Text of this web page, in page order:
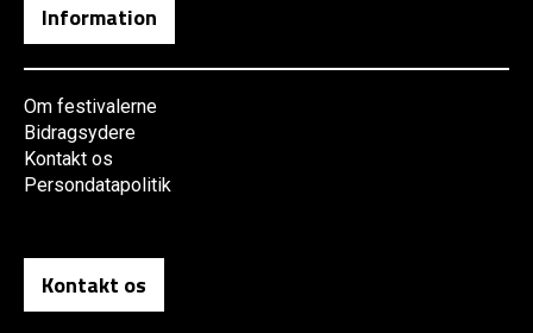
Information
Om festivalerne
Bidragsydere
Kontakt os
Persondatapolitik
Kontakt os